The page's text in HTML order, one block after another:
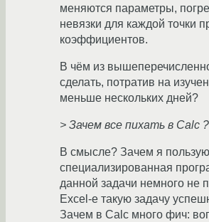
меняются параметры,
невязки для каждой точки
коэффициентов.
В чём из
сделать, потратив на
меньше нескольких дней?
> Зачем все пихать в Calc ?
В смысле? Зачем я
специализированная
данной задачи немного не
Excel-е такую задачу
Зачем в Calc много фич: